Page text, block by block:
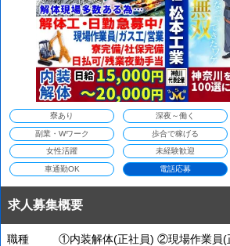
寮あり 深夜～働く
副業・Wワーク 歩合で稼げる
女性活躍 未経験歓迎
車通勤OK 電話応募
求人募集概要
職種
①内装解体(正社員) ②現場作業員(